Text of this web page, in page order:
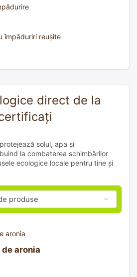
împăduriri reușite
direct de la
protejează solul, apa și
la combaterea schimbărilor
ecologice locale pentru tine și
aronia